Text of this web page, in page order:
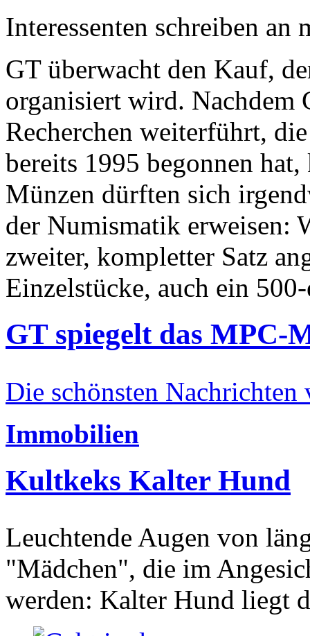
Interessenten schreiben
GT überwacht den Kauf,
organisiert wird. Nachdem
Recherchen weiterführt,
bereits 1995 begonnen
Münzen dürften sich
der Numismatik erweisen:
zweiter, kompletter Satz
Einzelstücke, auch ein
GT spiegelt das MPC-
Die schönsten Nachrichten
Immobilien
Kultkeks Kalter Hund
Leuchtende Augen von
"Mädchen", die im
werden: Kalter Hund liegt